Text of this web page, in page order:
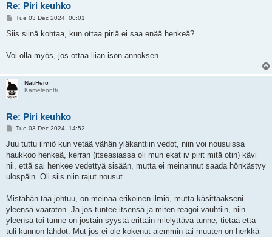
Re: Piri keuhko
P
s
Tue 03 Dec 2024, 00:01
Siis siinä kohtaa, kun ottaa piriä ei saa enää henkeä?
Voi olla myös, jos ottaa liian ison annoksen.
NatiHero
Kameleontti
Re: Piri keuhko
P
s
Tue 03 Dec 2024, 14:52
Juu tuttu ilmiö kun vetää vähän yläkanttiin vedot, niin voi nousuissa
haukkoo henkeä, kerran (itseasiassa oli mun ekat iv pirit mitä otin) kävi
nii, että sai henkee vedettyä sisään, mutta ei meinannut saada hönkästyy
ulospäin. Oli siis niin rajut nousut.
Mistähän tää johtuu, on meinaa erikoinen ilmiö, mutta käsittääkseni
yleensä vaaraton. Ja jos tuntee itsensä ja miten reagoi vauhtiin, niin
yleensä toi tunne on jostain syystä erittäin mielyttävä tunne, tietää että
tuli kunnon lähdöt. Mut jos ei ole kokenut aiemmin tai muuten on herkkä